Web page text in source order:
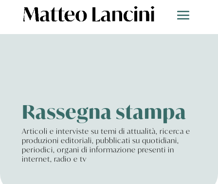
Rassegna stampa
Articoli e interviste su temi di attualità, ricerca e
produzioni editoriali, pubblicati su quotidiani,
periodici, organi di informazione presenti in
internet, radio e tv